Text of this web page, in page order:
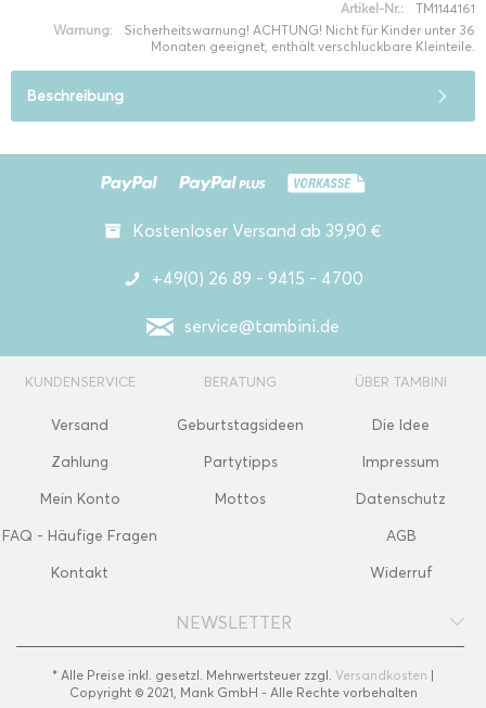
Artikel-Nr.:
TM1144161
Warnung:
Sicherheitswarnung! ACHTUNG! Nicht für Kinder unter 36
Monaten geeignet, enthält verschluckbare Kleinteile.
Beschreibung
Kostenloser Versand ab 39,90 €
+49(0) 26 89 - 9415 - 4700
service@tambini.de
KUNDENSERVICE
Versand
Zahlung
Mein Konto
FAQ - Häufige Fragen
Kontakt
BERATUNG
Geburtstagsideen
Partytipps
Mottos
ÜBER TAMBINI
Die Idee
Impressum
Datenschutz
AGB
Widerruf
NEWSLETTER
* Alle Preise inkl. gesetzl. Mehrwertsteuer zzgl. Versandkosten |
Copyright © 2021, Mank GmbH - Alle Rechte vorbehalten